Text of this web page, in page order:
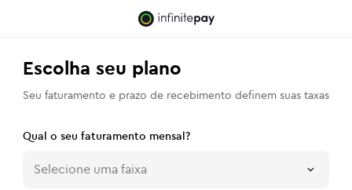
Escolha seu plano
Seu faturamento e prazo de recebimento definem suas taxas
Qual o seu faturamento mensal?
Selecione uma faixa